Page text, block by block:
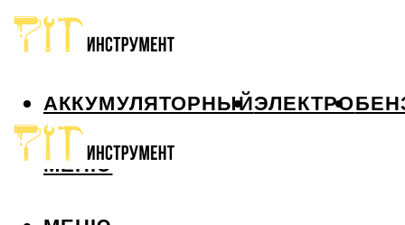
АККУМУЛЯТОРНЫЙЭЛЕКТРО
МЕНЮ